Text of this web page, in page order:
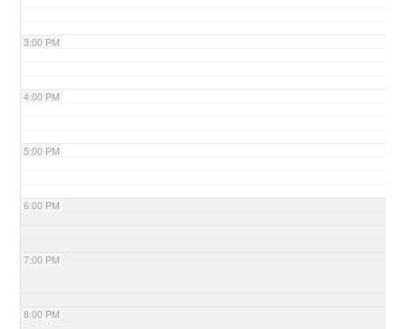
3:00 PM
4:00 PM
5:00 PM
6:00 PM
7:00 PM
8:00 PM